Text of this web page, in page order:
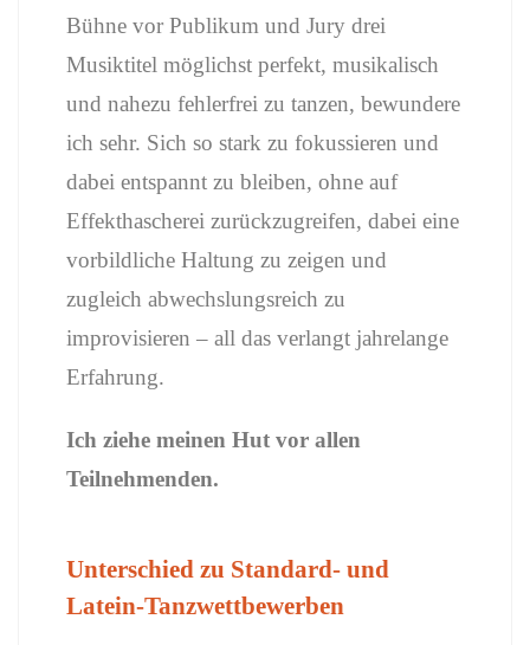
Bühne vor Publikum und Jury drei
Musiktitel möglichst perfekt, musikalisch
und nahezu fehlerfrei zu tanzen, bewundere
ich sehr. Sich so stark zu fokussieren und
dabei entspannt zu bleiben, ohne auf
Effekthascherei zurückzugreifen, dabei eine
vorbildliche Haltung zu zeigen und
zugleich abwechslungsreich zu
improvisieren – all das verlangt jahrelange
Erfahrung.
Ich ziehe meinen Hut vor allen
Teilnehmenden.
Unterschied zu Standard- und
Latein-Tanzwettbewerben